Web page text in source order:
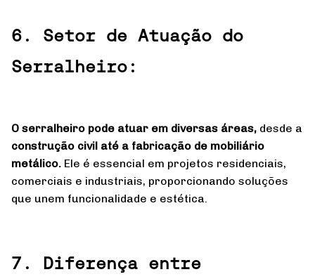
6. Setor de Atuação do
Serralheiro:
O serralheiro pode atuar em diversas áreas, desde a
construção civil até a fabricação de mobiliário
metálico. Ele é essencial em projetos residenciais,
comerciais e industriais, proporcionando soluções
que unem funcionalidade e estética.
7. Diferença entre